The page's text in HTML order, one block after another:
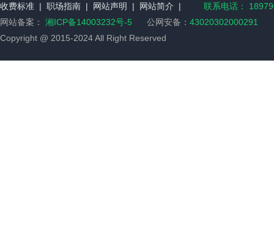
收费标准 | 职场指南 | 网站声明 | 网站简介 |
联系电话：
网站备案： 湘ICP备14003232号-5 公网安备： 43020302000291
Copyright @ 2015-2024 All Right Reserved